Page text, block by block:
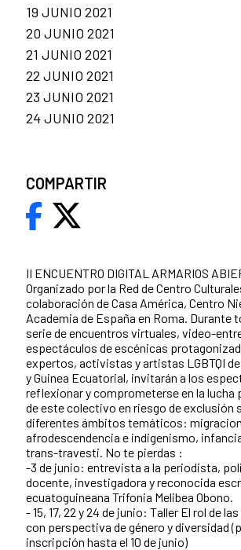
II ENCUENTRO DIGITAL ARMARIOS
Organizado por la Red de Centro
colaboración de Casa América, Centro
Academia de España en Roma. Durante
serie de encuentros virtuales, video-
espectáculos de escénicas
expertos, activistas y artistas LGBTQI
y Guinea Ecuatorial, invitarán a los
reflexionar y comprometerse en la lucha
de este colectivo en riesgo de exclusión
diferentes ámbitos temáticos:
afrodescendencia e indigenismo,
trans-travesti. No te pierdas :
-3 de junio: entrevista a la periodista,
docente, investigadora y reconocida
ecuatoguineana Trifonia Melibea Obono.
- 15, 17, 22 y 24 de junio: Taller El rol de
con perspectiva de género y diversidad
inscripción hasta el 10 de junio)
19 JUNIO 2021
20 JUNIO 2021
21 JUNIO 2021
22 JUNIO 2021
23 JUNIO 2021
24 JUNIO 2021
COMPARTIR